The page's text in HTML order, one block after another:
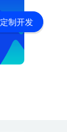
定制开发